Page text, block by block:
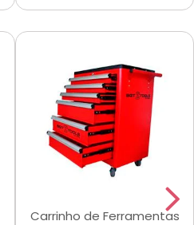
Carrinho de Ferramentas